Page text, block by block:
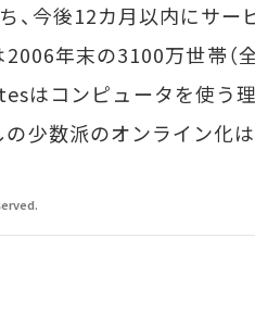
、今後12カ月以内にサ
2006年末の3100万世帯（
はコンピュータを使う
少数派のオンライン化